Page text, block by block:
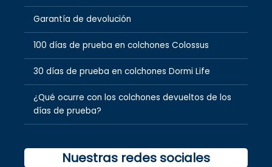
Garantía de devolución
100 días de prueba en colchones Colossus
30 días de prueba en colchones Dormi Life
¿Qué ocurre con los colchones devueltos de los
días de prueba?
Nuestras redes sociales